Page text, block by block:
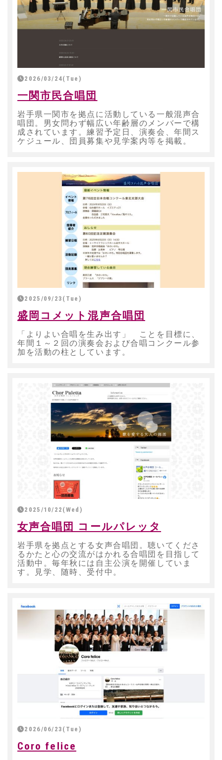
2026/03/24(Tue)
一関市民合唱団
岩手県一関市を拠点に活動している一般混声合
唱団。男女問わず幅広い年齢層のメンバーで構
成されています。練習予定日、演奏会、年間ス
ケジュール、団員募集や見学案内等を掲載。
2025/09/23(Tue)
盛岡コメット混声合唱団
「よりよい合唱を生み出す」 ことを目標に、
年間１～２回の演奏会および合唱コンクール参
加を活動の柱としています。
2025/10/22(Wed)
女声合唱団 コールパレッタ
岩手県を拠点とする女声合唱団。聴いてくださ
るかたと心の交流がはかれる合唱団を目指して
活動中。毎年秋には自主公演を開催していま
す。見学、随時、受付中。
2026/06/23(Tue)
Coro felice